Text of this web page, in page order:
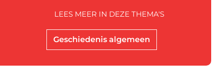
Geschiedenis algemeen
LEES MEER IN DEZE THEMA'S